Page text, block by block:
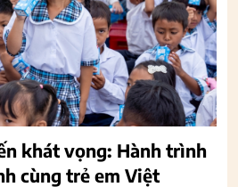
khát vọng: Hành trình
cùng trẻ em Việt